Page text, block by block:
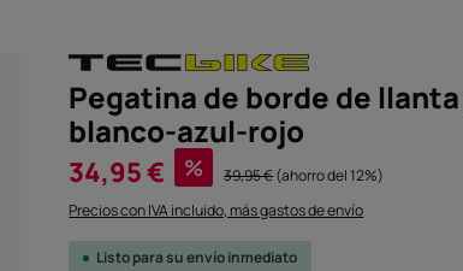
Pegatina de borde de
blanco-azul-rojo
Precio de venta:
34,95 € % Precio normal:
39,95 €(ahorro del 12%)
Precios con IVA incluido, más gastos de envío
Listo para su envío inmediato